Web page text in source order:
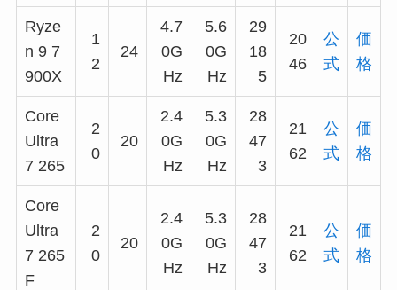
Ryze
n 9 7
900X
1
2
24
4.7
0G
Hz
5.6
0G
Hz
29
18
5
20
46
公
式
価
格
Core
Ultra
7 265
2
0
20
2.4
0G
Hz
5.3
0G
Hz
28
47
3
21
62
公
式
価
格
Core
Ultra
7 265
F
2
0
20
2.4
0G
Hz
5.3
0G
Hz
28
47
3
21
62
公
式
価
格